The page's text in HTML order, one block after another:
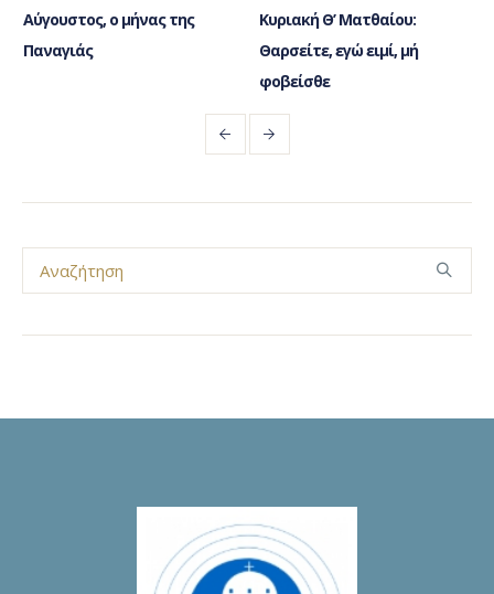
Αύγουστος, ο μήνας της
Παναγιάς
Κυριακή Θ’ Ματθαίου:
Θαρσείτε, εγώ ειμί, μή
φοβείσθε